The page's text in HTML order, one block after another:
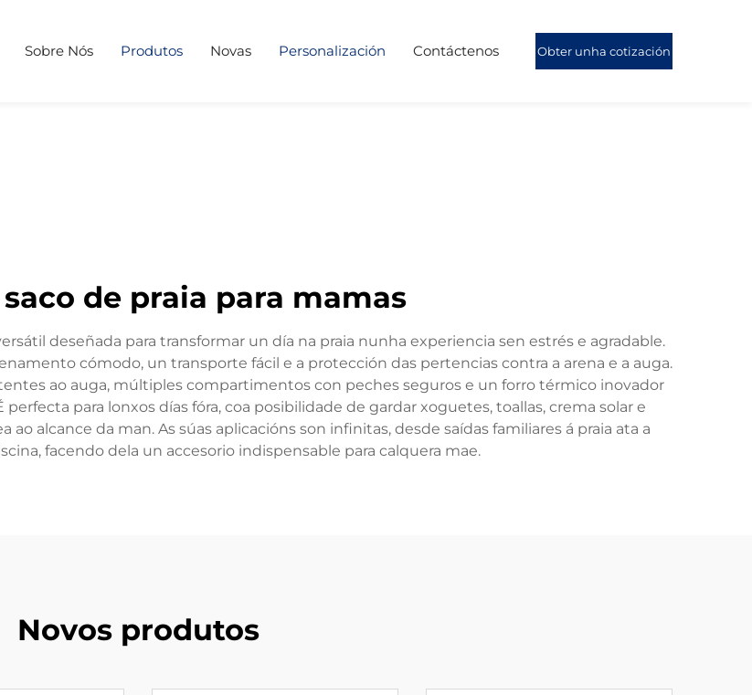
Sobre Nós Produtos Novas Personalización Contáctenos Obter unha cotización
de praia para mamas
deseñada para transformar un día na praia nunha experiencia sen estrés e agradable.
cómodo, un transporte fácil e a protección das pertencias contra a arena e a auga.
ao auga, múltiples compartimentos con peches seguros e un forro térmico inovador
para lonxos días fóra, coa posibilidade de gardar xoguetes, toallas, crema solar e
alcance da man. As súas aplicacións son infinitas, desde saídas familiares á praia ata a
facendo dela un accesorio indispensable para calquera mae.
Novos produtos